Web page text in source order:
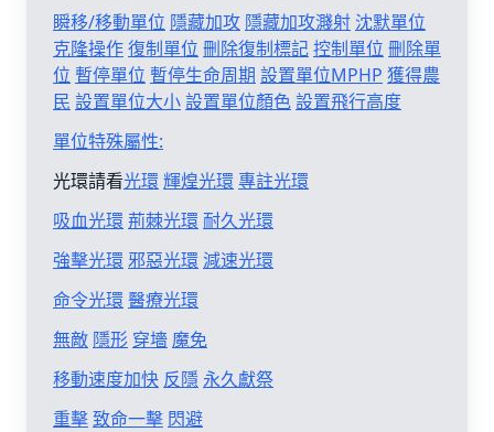
瞬移/移動單位 隱藏加攻 隱藏加攻濺射 沈默單位
克隆操作復制單位 刪除復制標記控制單位 刪除單
位 暫停單位 暫停生命周期 設置單位MPHP 獲得農
民 設置單位大小設置單位顏色設置飛行高度
單位特殊屬性:
光環請看光環輝煌光環專註光環
吸血光環荊棘光環耐久光環
強擊光環邪惡光環減速光環
命令光環醫療光環
無敵 隱形 穿墻 魔免
移動速度加快 反隱 永久獻祭
重擊致命一擊 閃避